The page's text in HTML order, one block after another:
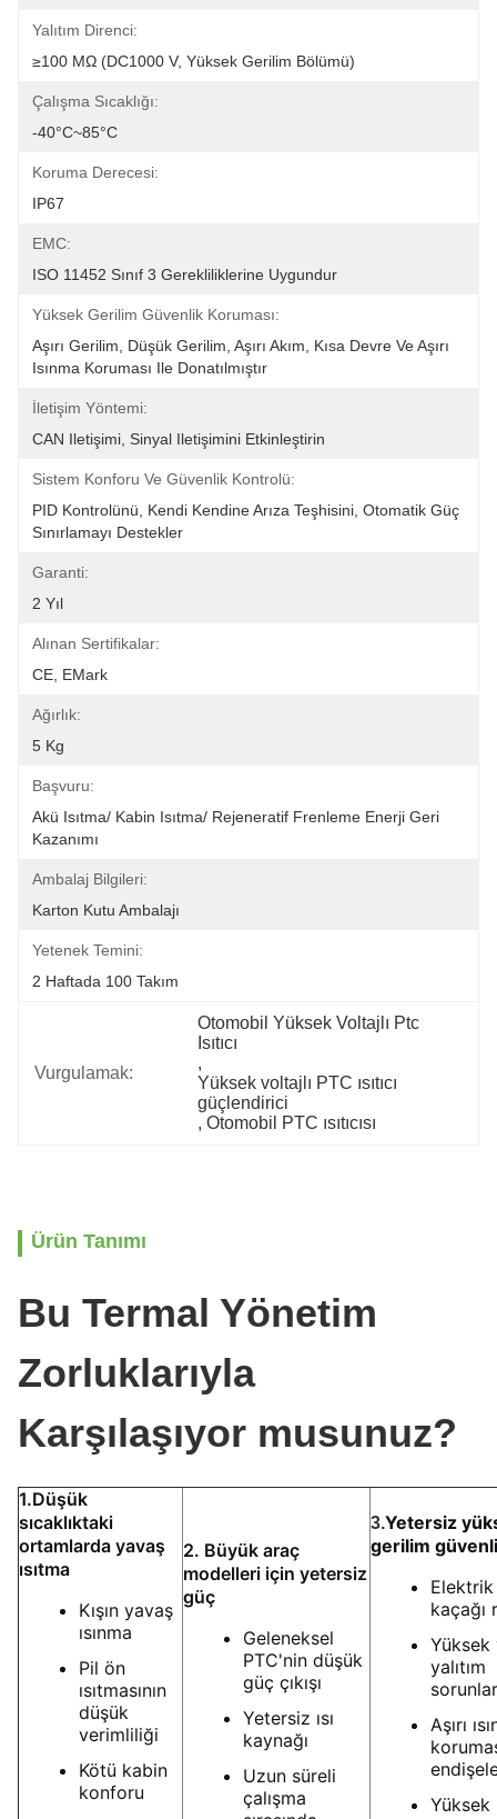
Yalıtım Direnci:
≥100 MΩ (DC1000 V, Yüksek Gerilim Bölümü)
Çalışma Sıcaklığı:
-40°C~85°C
Koruma Derecesi:
IP67
EMC:
ISO 11452 Sınıf 3 Gerekliliklerine Uygundur
Yüksek Gerilim Güvenlik Koruması:
Aşırı Gerilim, Düşük Gerilim, Aşırı Akım, Kısa Devre Ve Aşırı
Isınma Koruması Ile Donatılmıştır
İletişim Yöntemi:
CAN Iletişimi, Sinyal Iletişimini Etkinleştirin
Sistem Konforu Ve Güvenlik Kontrolü:
PID Kontrolünü, Kendi Kendine Arıza Teşhisini, Otomatik Güç
Sınırlamayı Destekler
Garanti:
2 Yıl
Alınan Sertifikalar:
CE, EMark
Ağırlık:
5 Kg
Başvuru:
Akü Isıtma/ Kabin Isıtma/ Rejeneratif Frenleme Enerji Geri
Kazanımı
Ambalaj Bilgileri:
Karton Kutu Ambalajı
Yetenek Temini:
2 Haftada 100 Takım
Vurgulamak:
Otomobil Yüksek Voltajlı Ptc
Isıtıcı
,
Yüksek voltajlı PTC ısıtıcı
güçlendirici
, Otomobil PTC ısıtıcısı
Ürün Tanımı
Bu Termal Yönetim
Zorluklarıyla
Karşılaşıyor musunuz?
1.Düşük
sıcaklıktaki
ortamlarda yavaş
ısıtma
Kışın yavaş
ısınma
Pil ön
ısıtmasının
düşük
verimliliği
Kötü kabin
konforu
2. Büyük araç
modelleri için yetersiz
güç
Geleneksel
PTC'nin düşük
güç çıkışı
Yetersiz ısı
kaynağı
Uzun süreli
çalışma
3.Yetersiz
gerilim
Elektrik
kaçağı
yalıtım
Aşırı
Yüksek